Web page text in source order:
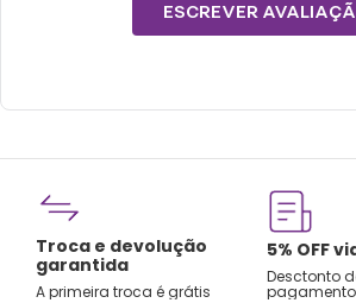
ESCREVER
Troca e devolução
garantida
A primeira troca é grátis
5% OFF
Desctonto